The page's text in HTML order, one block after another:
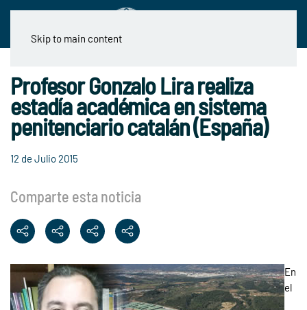
Skip to main content
Profesor Gonzalo Lira realiza
estadía académica en sistema
penitenciario catalán (España)
12 de Julio 2015
Comparte esta noticia
En
el